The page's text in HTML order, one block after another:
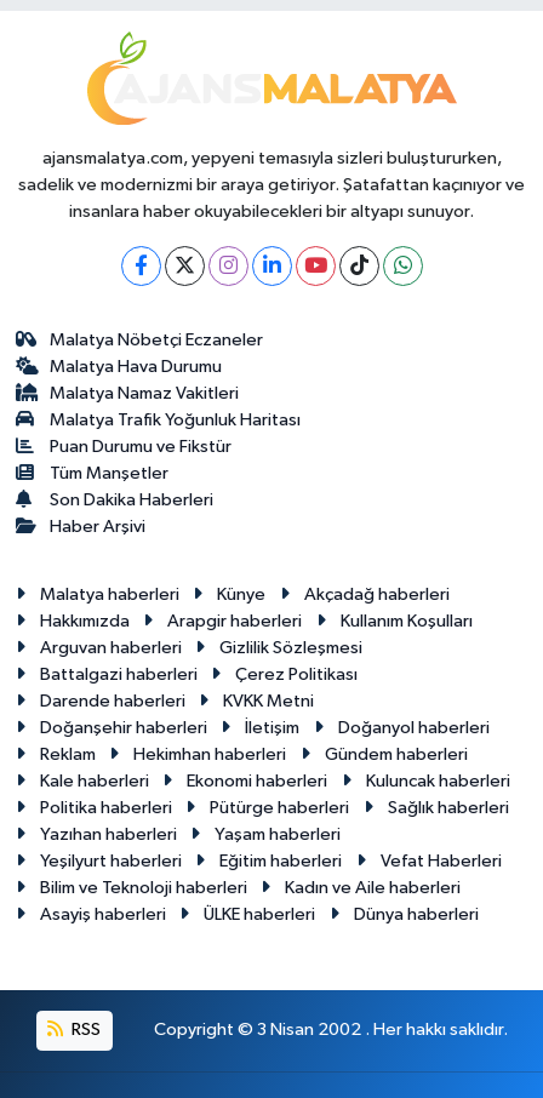
ajansmalatya.com, yepyeni temasıyla sizleri buluştururken,
sadelik ve modernizmi bir araya getiriyor. Şatafattan kaçınıyor ve
insanlara haber okuyabilecekleri bir altyapı sunuyor.
Malatya Nöbetçi Eczaneler
Malatya Hava Durumu
Malatya Namaz Vakitleri
Malatya Trafik Yoğunluk Haritası
Puan Durumu ve Fikstür
Tüm Manşetler
Son Dakika Haberleri
Haber Arşivi
Malatya haberleri Künye
Akçadağ haberleri
Hakkımızda
Arapgir haberleri
Kullanım Koşulları
Arguvan haberleri
Gizlilik Sözleşmesi
Battalgazi haberleri
Çerez Politikası
Darende haberleri
KVKK Metni
Doğanşehir haberleri
İletişim
Doğanyol haberleri
Reklam
Hekimhan haberleri
Gündem haberleri
Kale haberleri
Ekonomi haberleri
Kuluncak haberleri
Politika haberleri
Pütürge haberleri
Sağlık haberleri
Yazıhan haberleri
Yaşam haberleri
Yeşilyurt haberleri
Eğitim haberleri
Vefat Haberleri
Bilim ve Teknoloji haberleri
Kadın ve Aile haberleri
Asayiş haberleri
ÜLKE haberleri Dünya haberleri
RSS Copyright © 3 Nisan 2002 . Her hakkı saklıdır.